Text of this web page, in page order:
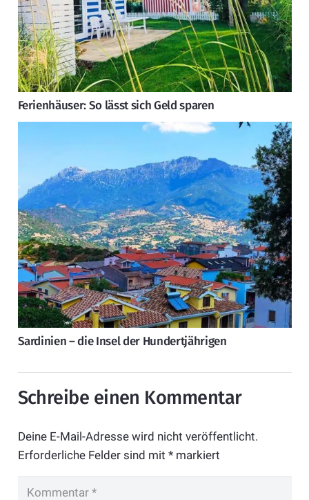
Ferienhäuser: So lässt sich Geld sparen
Sardinien – die Insel der Hundertjährigen
Schreibe einen Kommentar
Deine E-Mail-Adresse wird nicht veröffentlicht.
Erforderliche Felder sind mit *markiert